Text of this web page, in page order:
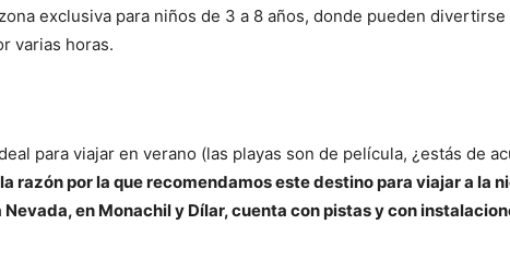
exclusiva para niños de 3 a 8 años, donde pueden divertirse
varias horas.
para viajar en verano (las playas son de película, ¿estás de
la razón por la que recomendamos este destino para viajar a la
en Monachil y Dílar, cuenta con pistas y con